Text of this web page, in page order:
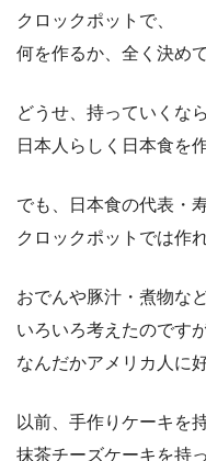
クロックポットで、
何を作るか、全く決め
どうせ、持っていくなら
日本人らしく日本食を
でも、日本食の代表・
クロックポットでは作
おでんや豚汁・煮物など
いろいろ考えたのですが
なんだかアメリカ人に
以前、手作りケーキを
抹茶チーズケーキを持